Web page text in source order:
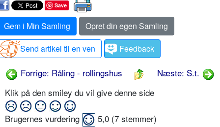
Save
Gem i Min Samling
Opret din egen Samling
Send artikel til en ven
Feedback
Forrige: Råling - rollingshus
Næste: S.t.
Klik på den smiley du vil give denne side
Brugernes vurdering 5,0 (7 stemmer)